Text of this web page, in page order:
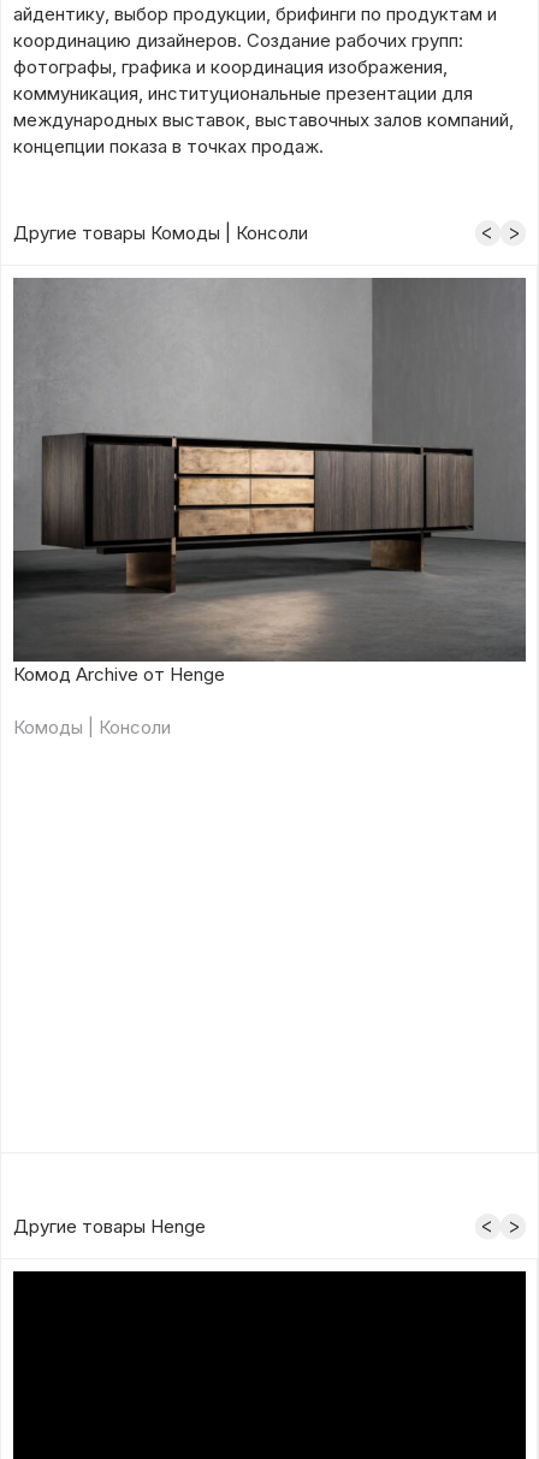
айдентику, выбор продукции, брифинги по продуктам и
координацию дизайнеров. Создание рабочих групп:
фотографы, графика и координация изображения,
коммуникация, институциональные презентации для
международных выставок, выставочных залов компаний,
концепции показа в точках продаж.
Другие товары Комоды | Консоли
Комод Archive от Henge
Комоды | Консоли
Другие товары Henge